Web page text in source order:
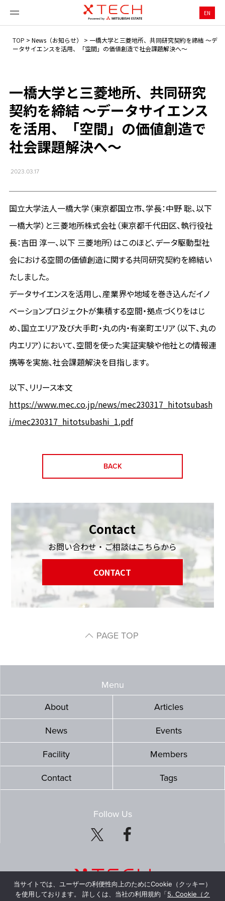
EN
TOP > News（お知らせ） > 一橋大学と三菱地所、共同研究契約を締結 ～デ
ータサイエンスを活用、「空間」の価値創造で社会課題解決へ～
一橋大学と三菱地所、共同研究
契約を締結 ～データサイエンス
を活用、「空間」の価値創造で
社会課題解決へ～
2023.03.17
国立大学法人一橋大学（東京都国立市、学長：中野 聡、以下
一橋大学）と三菱地所株式会社（東京都千代田区、執行役社
長：吉田 淳一、以下 三菱地所）はこのほど、データ駆動型社
会における空間の価値創造に関する共同研究契約を締結い
たしました。
データサイエンスを活用し、産業界や地域を巻き込んだイノ
ベーションプロジェクトが集積する空間・拠点づくりをはじ
め、国立エリア及び大手町・丸の内・有楽町エリア（以下、丸の
内エリア）において、空間を使った実証実験や他社との情報連
携等を実施、社会課題解決を目指します。
以下、リリース本文
https://www.mec.co.jp/news/mec230317_hitotsubash
i/mec230317_hitotsubashi_1.pdf
BACK
Contact
お問い合わせ・ご相談はこちらから
CONTACT
PAGE TOP
Menu
About
Articles
News Events
Facility Members
Contact Tags
Follow Us
当サイトでは、ユーザーの利便性向上のためにCookie（クッキー）
を使用しております。 詳しくは、当社の利用規約「5. Cookie（ク